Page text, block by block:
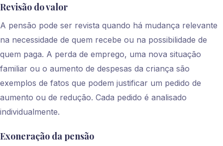
Revisão do valor
A pensão pode ser revista quando há mudança relevante
na necessidade de quem recebe ou na possibilidade de
quem paga. A perda de emprego, uma nova situação
familiar ou o aumento de despesas da criança são
exemplos de fatos que podem justificar um pedido de
aumento ou de redução. Cada pedido é analisado
individualmente.
Exoneração da pensão